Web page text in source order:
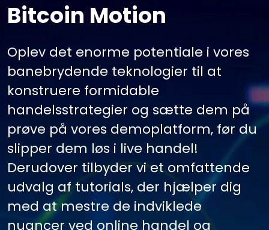
Bitcoin Motion
Oplev det enorme potentiale i vores
banebrydende teknologier til at
konstruere formidable
handelsstrategier og sætte dem på
prøve på vores demoplatform, før du
slipper dem løs i live handel!
Derudover tilbyder vi et omfattende
udvalg af tutorials, der hjælper dig
med at mestre de indviklede
nuancer ved online handel og